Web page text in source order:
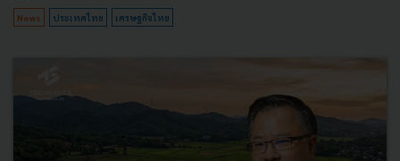
News ประเทศไทย เศรษฐกิจไทย